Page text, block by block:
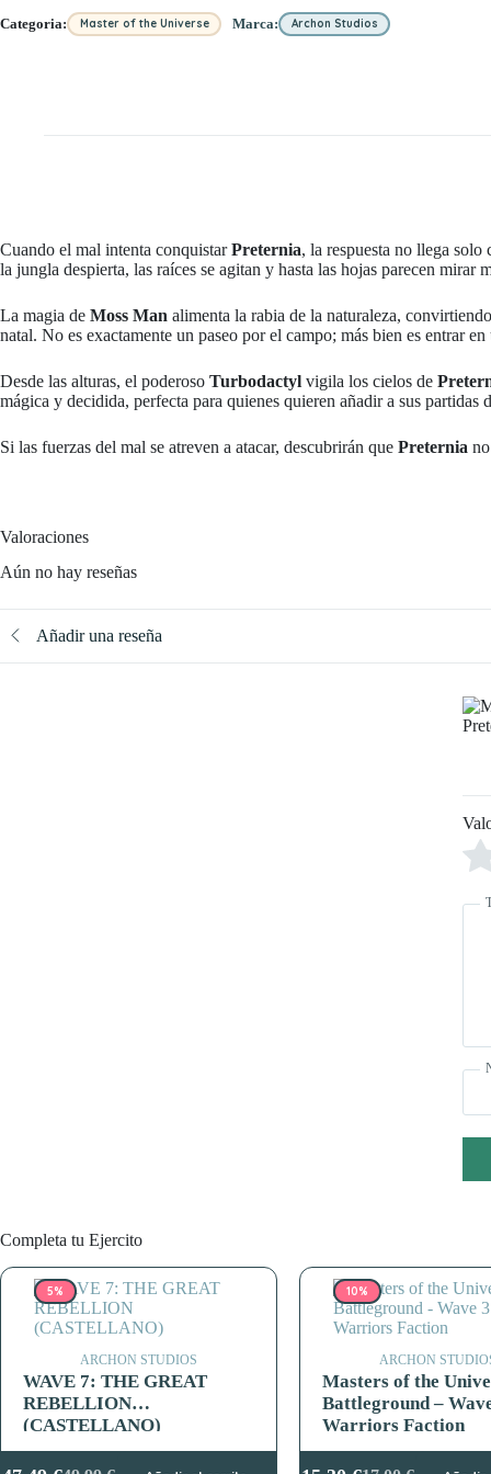
Categoria: Master of the Universe Marca: Archon Studios
Cuando el mal intenta conquistarPreternia, la respuesta no llega
la jungla despierta, las raíces se agitan y hasta las hojas parecen
La magia de Moss Man alimenta la rabia de la naturaleza,
natal. No es exactamente un paseo por el campo; más bien es entrar
Desde las alturas, el poderoso Turbodactyl vigila los cielos de
mágica y decidida, perfecta para quienes quieren añadir a sus partidas
Si las fuerzas del mal se atreven a atacar, descubrirán que Preternia
Valoraciones
Aún no hay reseñas
Añadir una reseña
Completa tu Ejercito
5%
ARCHON STUDIOS
WAVE 7: THE GREAT
REBELLION
(CASTELLANO)
10%
ARCHON
Masters of the
Battleground –
Warriors Faction